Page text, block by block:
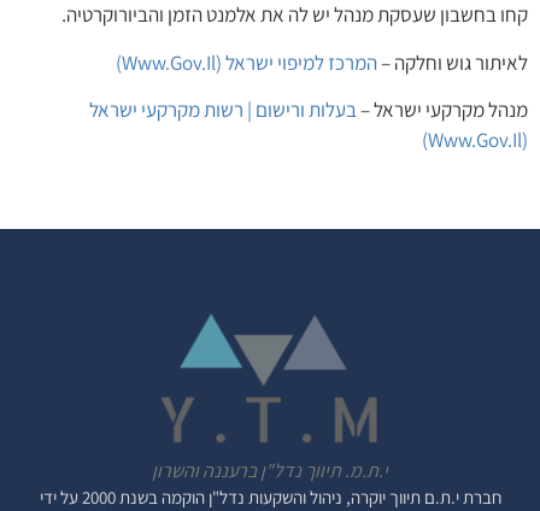
קחו בחשבון שעסקת מנהל יש לה את אלמנט הזמן והביורוקרטיה.
לאיתור גוש וחלקה –המרכז למיפוי ישראל (www.gov.il)
מנהל מקרקעי ישראל –בעלות ורישום | רשות מקרקעי ישראל
(www.gov.il)
י.ת.מ. תיווך נדל"ן ברעננה והשרון
חברת י.ת.ם תיווך יוקרה, ניהול והשקעות נדל"ן
הוקמה בשנת 2000 על ידי